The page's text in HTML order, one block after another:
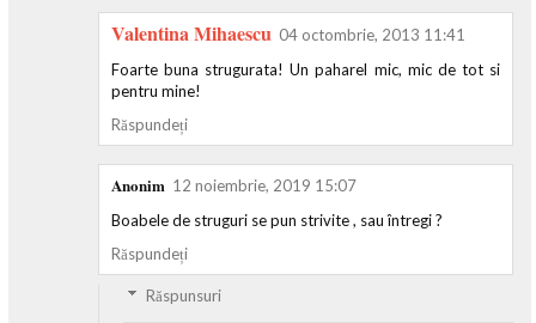
Valentina Mihaescu 04 octombrie, 2013 11:41
Foarte buna strugurata! Un paharel mic, mic de tot si
pentru mine!
Răspundeți
Anonim 12 noiembrie, 2019 15:07
Boabele de struguri se pun strivite , sau întregi ?
Răspundeți
Răspunsuri